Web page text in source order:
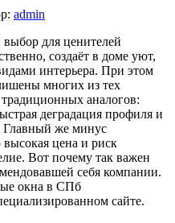
admin
для ценителей
создаёт в доме уют,
интерьера. При этом
многих из тех
аналогов:
деградация профиля и
Главный же минус
цена и риск
Вот почему так важен
себя компании.
окна в СПб
сайте.